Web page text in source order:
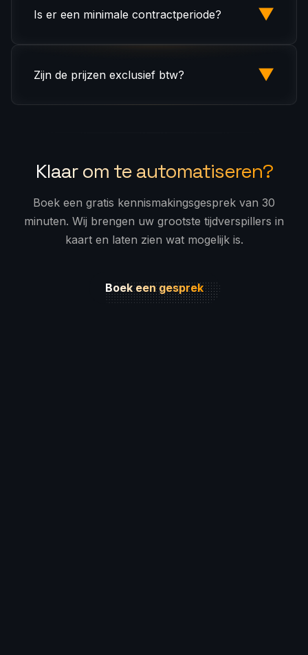
automatisering met één trigger (bijv. e-
complexe workflow omvat meerdere triggers,
maatwerk AI-modellen.
Is er een minimale contractperiode? ▼
initiële opzet is afgerond. Geen
voor een langere periode vastleggen? Neem
Zijn de prijzen exclusief btw? ▼
Klaar om te automatiseren?
Boek een gratis kennismakingsgesprek van 30
minuten. Wij brengen uw grootste tijdverspillers in
kaart en laten zien wat mogelijk is.
Boek een gesprek